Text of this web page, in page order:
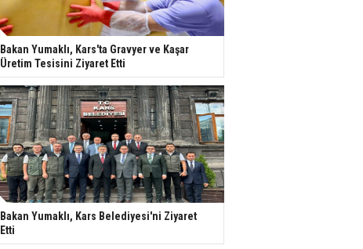
Bakan Yumaklı, Kars'ta Gravyer ve Kaşar
Üretim Tesisini Ziyaret Etti
Bakan Yumaklı, Kars Belediyesi'ni Ziyaret
Etti